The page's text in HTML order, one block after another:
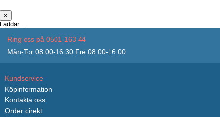
×
Laddar...
Ring oss på 0501-163 44
Mån-Tor 08:00-16:30 Fre 08:00-16:00
Kundservice
Köpinformation
Kontakta oss
Order direkt